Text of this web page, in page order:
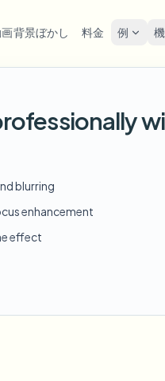
背景ぼかし 料金 例
ナンバープレートを
ぼかす
Frame-by-frame
イバシー
顔をぼかす
Frame-by-frame face
Dashcam & street footage
blurring
enhancement
effect